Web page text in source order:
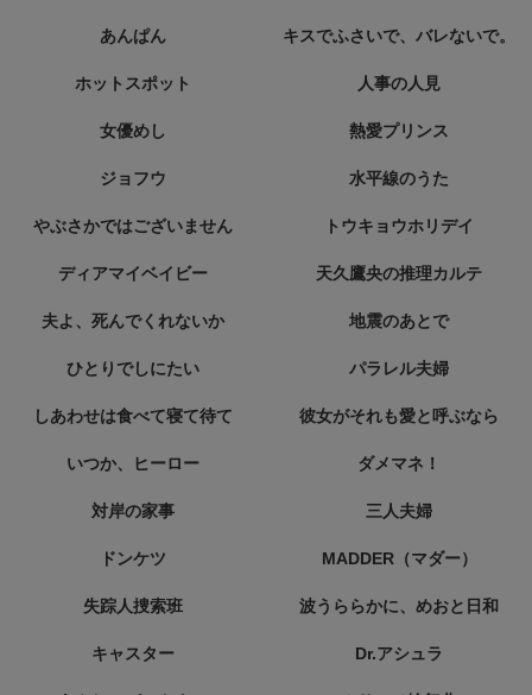
あんぱん キスでふさいで、バレないで。
ホットスポット 人事の人見
女優めし 熱愛プリンス
ジョフウ 水平線のうた
やぶさかではございません トウキョウホリデイ
ディアマイベイビー 天久鷹央の推理カルテ
夫よ、死んでくれないか 地震のあとで
ひとりでしにたい パラレル夫婦
しあわせは食べて寝て待て 彼女がそれも愛と呼ぶなら
いつか、ヒーロー ダメマネ！
対岸の家事 三人夫婦
ドンケツ MADDER（マダー）
失踪人捜索班 波うららかに、めおと日和
キャスター Dr.アシュラ